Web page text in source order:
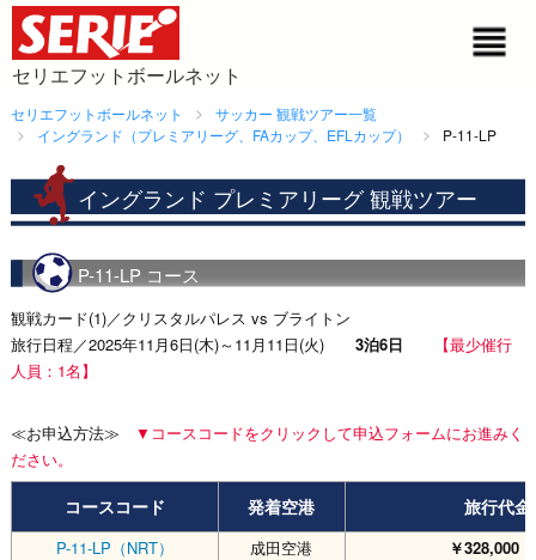
セリエフットボールネット
セリエフットボールネット
サッカー 観戦ツアー一覧
イングランド（プレミアリーグ、FAカップ、EFLカップ）
P-11-LP
イングランド プレミアリーグ 観戦ツアー
P-11-LP コース
観戦カード(1)／クリスタルパレス vs ブライトン
旅行日程／2025年11月6日(木)～11月11日(火) 3泊6日
【最少催行
人員：1名】
≪お申込方法≫
▼コースコードをクリックして申込フォームにお進みく
ださい。
コースコード 発着空港 旅行代
P-11-LP（NRT） 成田空港 ￥328,000